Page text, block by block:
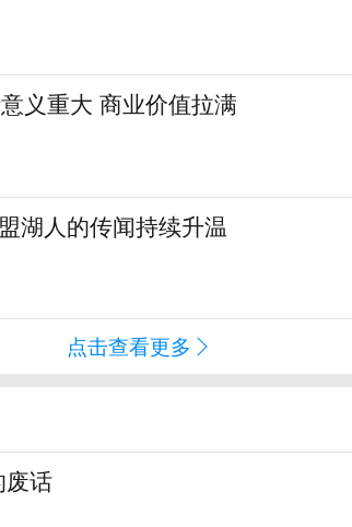
义重大 商业价值拉满
湖人的传闻持续升温
点击查看更多
废话